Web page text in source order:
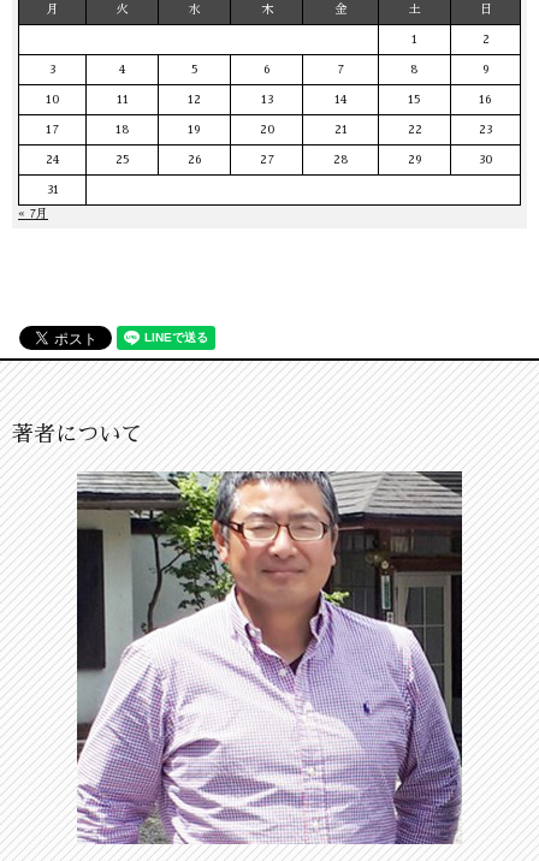
月 火 水 木 金 土 日
1 2
3 4 5 6 7 8 9
10 11 12 13 14 15 16
17 18 19 20 21 22 23
24 25 26 27 28 29 30
31
« 7月
著者について